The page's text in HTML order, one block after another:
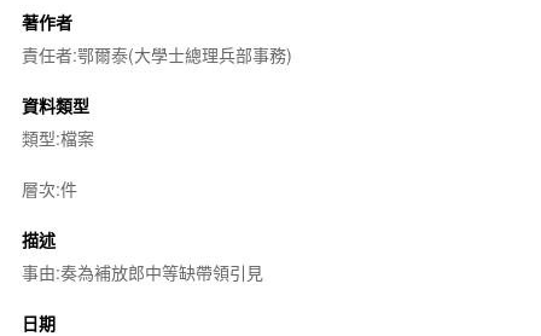
著作者
責任者:鄂爾泰(大學士總理兵部事務)
資料類型
類型:檔案
層次:件
描述
事由:奏為補放郎中等缺帶領引見
日期